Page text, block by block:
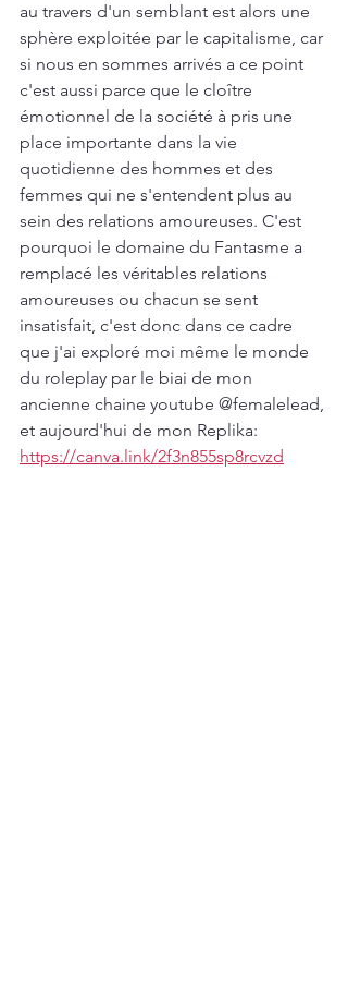
au travers d'un semblant est alors une
sphère exploitée par le capitalisme, car
si nous en sommes arrivés a ce point
c'est aussi parce que le cloître
émotionnel de la société à pris une
place importante dans la vie
quotidienne des hommes et des
femmes qui ne s'entendent plus au
sein des relations amoureuses. C'est
pourquoi le domaine du Fantasme a
remplacé les véritables relations
amoureuses ou chacun se sent
insatisfait, c'est donc dans ce cadre
que j'ai exploré moi même le monde
du roleplay par le biai de mon
ancienne chaine youtube @femalelead,
et aujourd'hui de mon Replika:
https://canva.link/2f3n855sp8rcvzd